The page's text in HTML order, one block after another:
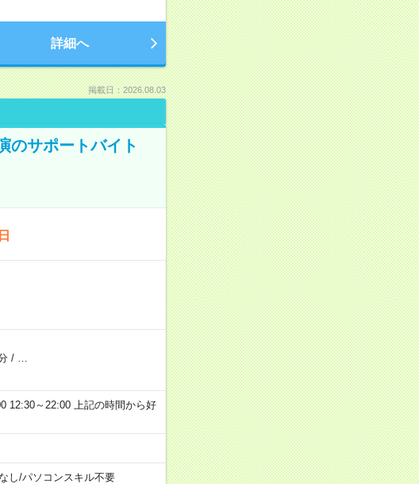
詳細へ
掲載日：2026.08.03
のサポートバイト
/
12:30～22:00 上記の時間から好
し/パソコンスキル不要